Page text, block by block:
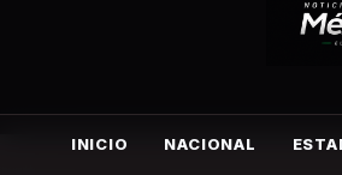
INICIO NACIONAL